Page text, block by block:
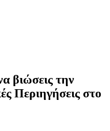
βιώσεις την
Περιηγήσεις στο